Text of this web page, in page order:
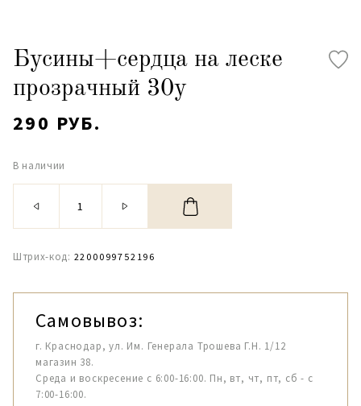
Бусины+сердца на леске
прозрачный 30y
290 РУБ.
В наличии
Штрих-код: 2200099752196
Самовывоз:
г. Краснодар, ул. Им. Генерала Трошева Г.Н. 1/12
магазин 38.
Среда и воскресение с 6:00-16:00. Пн, вт, чт, пт, сб - с
7:00-16:00.